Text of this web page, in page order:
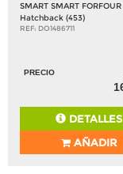
SMART SMART FORFOUR
Hatchback (453)
REF: DO1486711
PRECIO
DETALLES
AÑADIR